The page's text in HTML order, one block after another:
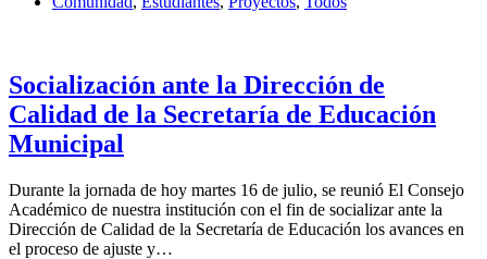
Socialización ante la Dirección de
Calidad de la Secretaría de Educación
Municipal
Durante la jornada de hoy martes 16 de julio, se reunió El Consejo
Académico de nuestra institución con el fin de socializar ante la
Dirección de Calidad de la Secretaría de Educación los avances en
el proceso de ajuste y…